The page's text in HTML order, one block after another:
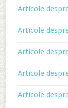
Articole
Articole
Articole
Articole
Articole